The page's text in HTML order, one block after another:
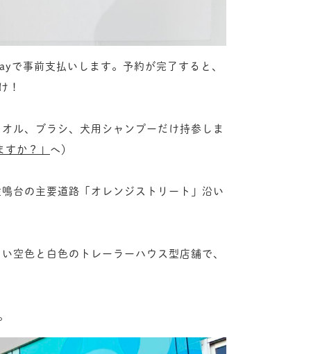
事前支払いします。予約が完了すると、
！
ル、ブラシ、犬用シャンプーだけ持参しま
か？」 へ）
台の主要道路「オレンジストリート」沿い
空色と白色のトレーラーハウス型店舗で、